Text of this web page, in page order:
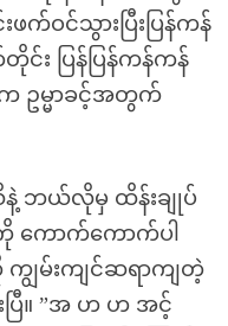
ဝင်သွားပြီးပြန်ကန်
း ပြန်ပြန်ကန်ကန်
ဥမ္မာခင့်အတွက်
နဲ့ ဘယ်လိုမှ ထိန်းချုပ်
ကောက်ကောက်ပါ
ကျွမ်းကျင်ဆရာကျတဲ့
းပြီ။ ”အ ဟ ဟ အင့်